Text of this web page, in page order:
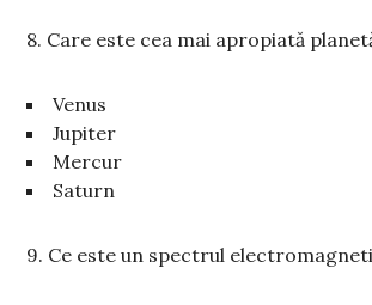
8. Care este cea mai apropiată
Venus
Jupiter
Mercur
Saturn
9. Ce este un spectrul